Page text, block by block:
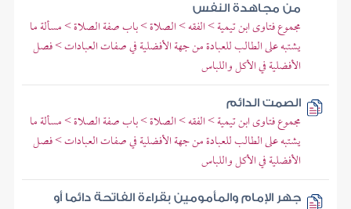
من مجاهدة النفس
مجموع فتاوى ابن تيمية > الفقه > الصلاة > باب صفة الصلاة > مسألة ما
يشتبه على الطالب للعبادة من جهة الأفضلية في صفات العبادات > فصل
الأفضلية في الأكل واللباس
الصمت الدائم
مجموع فتاوى ابن تيمية > الفقه > الصلاة > باب صفة الصلاة > مسألة ما
يشتبه على الطالب للعبادة من جهة الأفضلية في صفات العبادات > فصل
الأفضلية في الأكل واللباس
جهر الإمام والمأمومين بقراءة الفاتحة دائما أو